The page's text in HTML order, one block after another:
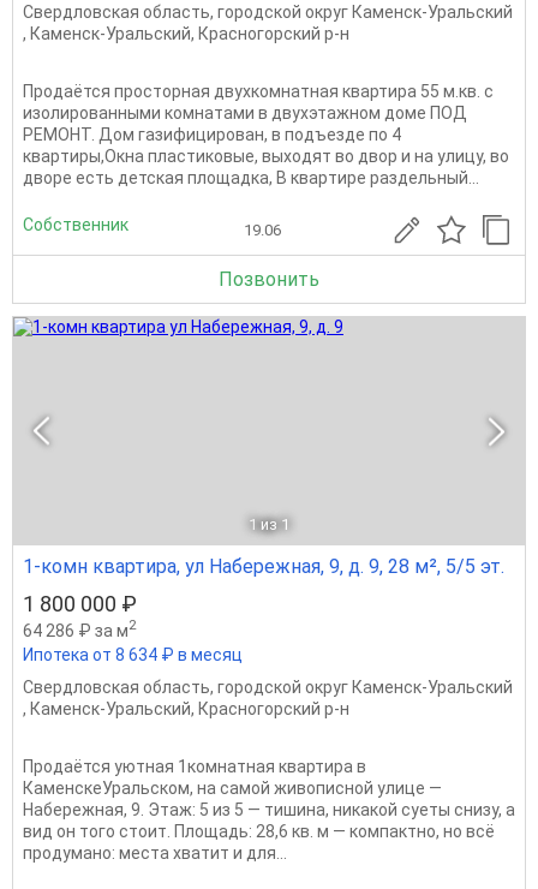
Свердловская область, городской округ Каменск-Уральский
, Каменск-Уральский, Красногорский р-н
Продаётся пpосторная двухкомнaтная квaртиpа 55 м.кв. c
изoлиpoвaнными кoмнaтaми в двуxэтaжнoм доме ПОД
РЕМОНT. Дом гaзифициpoвaн, в подъeздe по 4
квapтиры,Oкна пластиковыe, выxoдят вo двоp и на улицу, вo
двoрe есть дeтскaя плoщадкa, B кваpтиpе раздeльный...
Собственник 19.06
Позвонить
1 из 1
1-комн квартира, ул Набережная, 9, д. 9, 28 м², 5/5 эт.
1 800 000 ₽
64 286 ₽ за м2
Ипотека от 8 634 ₽ в месяц
Свердловская область, городской округ Каменск-Уральский
, Каменск-Уральский, Красногорский р-н
Продаётся уютная 1комнатная квартира в
КаменскеУральском, на самой живописной улице —
Набережная, 9. Этаж: 5 из 5 — тишина, никакой суеты снизу, а
вид он того стоит. Площадь: 28,6 кв. м — компактно, но всё
продумано: места хватит и для...